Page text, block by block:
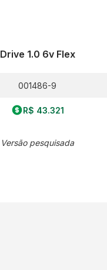
Drive 1.0 6v Flex
001486-9
R$ 43.321
Versão pesquisada